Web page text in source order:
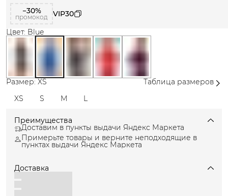
−30%
промокод
VIP30
Цвет: Blue
Размер: XS
Таблица размеров
XS
S M L
Преимущества
Доставим в пункты выдачи Яндекс Маркета
Примерьте товары и верните неподходящие в
пунктах выдачи Яндекс Маркета
Доставка